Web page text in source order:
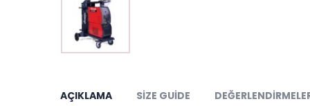
AÇIKLAMA SIZE GUIDE